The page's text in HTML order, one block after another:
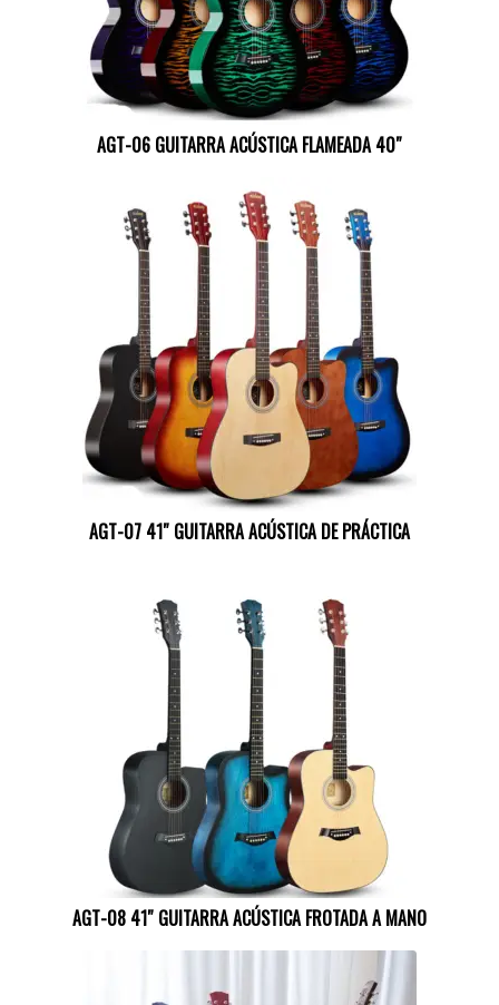
AGT-06 GUITARRA ACÚSTICA FLAMEADA 40″
AGT-07 41″ GUITARRA ACÚSTICA DE PRÁCTICA
AGT-08 41″ GUITARRA ACÚSTICA FROTADA A MANO